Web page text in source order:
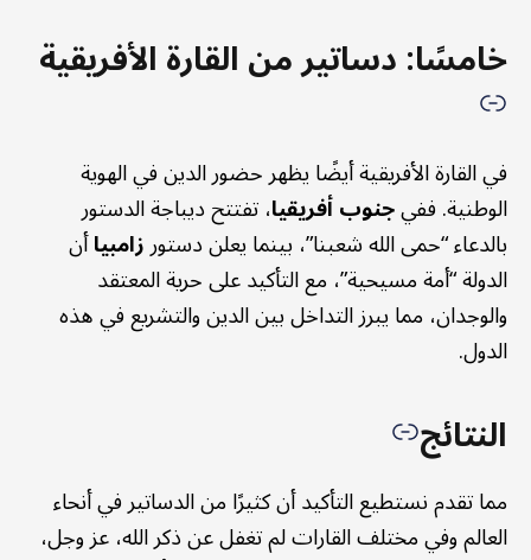
خامسًا: دساتير من القارة الأفريقية
في القارة الأفريقية أيضًا يظهر حضور الدين في الهوية
الوطنية. ففيجنوب أفريقيا، تفتتح ديباجة الدستور
بالدعاء “حمى الله شعبنا”، بينما يعلن دستورزامبياأن
الدولة “أمة مسيحية”، مع التأكيد على حرية المعتقد
والوجدان، مما يبرز التداخل بين الدين والتشريع في هذه
الدول.
النتائج
مما تقدم نستطيع التأكيد أن كثيرًا من الدساتير في أنحاء
العالم وفي مختلف القارات لم تغفل عن ذكر الله، عز وجل،